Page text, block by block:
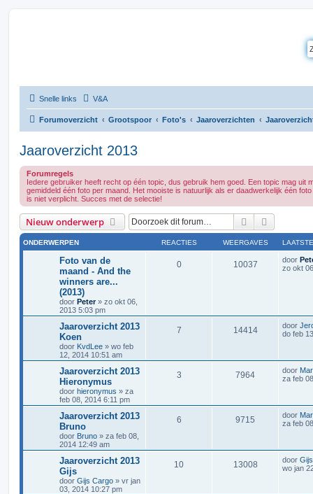
Snelle links V&A
Forumoverzicht Grootspoor Foto's Jaaroverzichten
Jaaroverzicht 2013
Forumregels
Iedere gebruiker heeft recht op één topic, dus gebruik hem goed. Een topic mag uit
gemiddeld één foto per maand. Het mooiste is natuurlijk als er daadwerkelijk één
is niet verplicht. Succes met de selectie!
Nieuw onderwerp Zoek
ONDERWERPEN REACTIES WEERGAVES
Foto van de
maand - And the
winners are...
(2013)
door Peter» zo okt 06,
2013 5:03 pm
0 10037 door
zo okt
Jaaroverzicht 2013
Koen
door KvdLee » wo feb
12, 2014 10:51 am
7 14414 door
do feb
Jaaroverzicht 2013
Hieronymus
door hieronymus » za
feb 08, 2014 6:11 pm
3 7964 door
za feb
Jaaroverzicht 2013
Bruno
door Bruno » za feb 08,
2014 12:49 am
6 9715 door
za feb
Jaaroverzicht 2013
Gijs
door Gijs Cargo » vr jan
03, 2014 10:27 pm
10 13008 door
wo jan